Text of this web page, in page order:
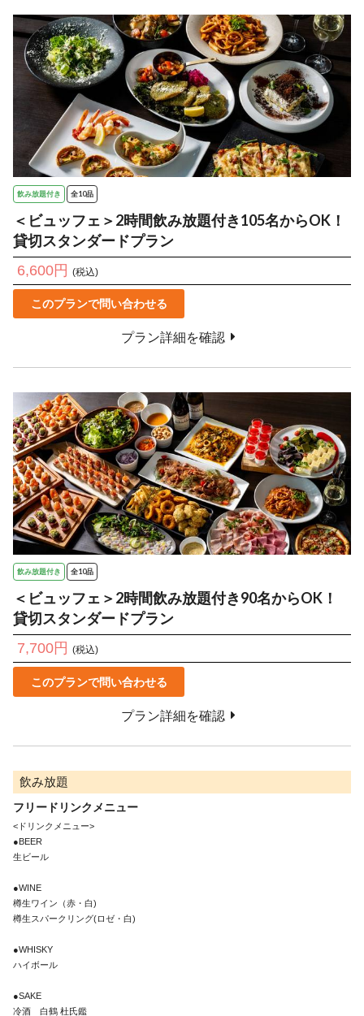
飲み放題付き 全10品
＜ビュッフェ＞2時間飲み放題付き105名からOK！
貸切スタンダードプラン
6,600円 (税込)
このプランで問い合わせる
プラン詳細を確認
飲み放題付き 全10品
＜ビュッフェ＞2時間飲み放題付き90名からOK！
貸切スタンダードプラン
7,700円 (税込)
このプランで問い合わせる
プラン詳細を確認
飲み放題
フリードリンクメニュー
<ドリンクメニュー>
●BEER
生ビール
●WINE
樽生ワイン（赤・白)
樽生スパークリング(ロゼ・白)
●WHISKY
ハイボール
●SAKE
冷酒　白鶴 杜氏鑑